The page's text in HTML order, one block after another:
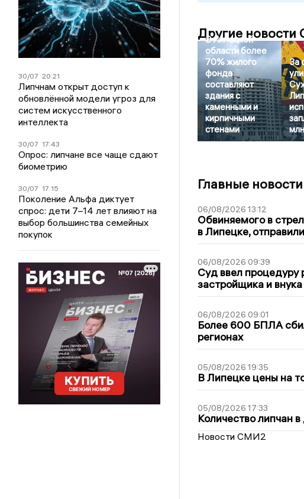
30/07 20:21
Липчнам открыт доступ к
обновлённой модели угроз для
систем искусственного
интеллекта
30/07 17:43
Опрос: липчане все чаще сдают
биометрию
30/07 17:15
Поколение Альфа диктует
спрос: дети 7–14 лет влияют на
выбор большинства семейных
покупок
Другие новости
В Липецкой
области более
70% жилого
фонда
составляют
здания с
каменными и
кирпичными
стенами
За
Главные новости
06/08/2026 13:12
Обвиняемого в
в Липецке,
06/08/2026 09:39
Суд ввел процедуру
застройщика и
06/08/2026 09:01
Более 600 БПЛА
регионах
05/08/2026 19:35
В Липецке цены на
05/08/2026 17:33
Количество липчан
Новости СМИ2